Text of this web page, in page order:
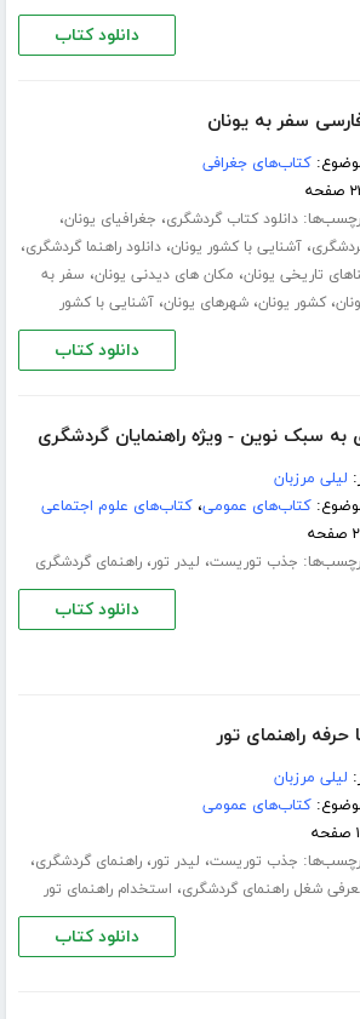
دانلود کتاب
سفر به یونان
کتاب‌های جغرافی
دانلود کتاب گردشگری، جغرافیای یونان،
،آشنایی با کشور یونان،دانلود راهنما گردشگری،
تاریخی یونان، مکان های دیدنی یونان، سفر به
،کشور یونان،شهرهای یونان،آشنایی با کشور
دانلود کتاب
به سبک نوین - ویژه راهنمایان گردشگری
لیلی مرزبان
کتاب‌های عمومی،کتاب‌های علوم اجتماعی
جذب توریست، لیدر تور،راهنمای گردشگری
دانلود کتاب
حرفه راهنمای تور
لیلی مرزبان
کتاب‌های عمومی
جذب توریست، لیدر تور،راهنمای گردشگری،
شغل راهنمای گردشگری، استخدام راهنمای تور
دانلود کتاب